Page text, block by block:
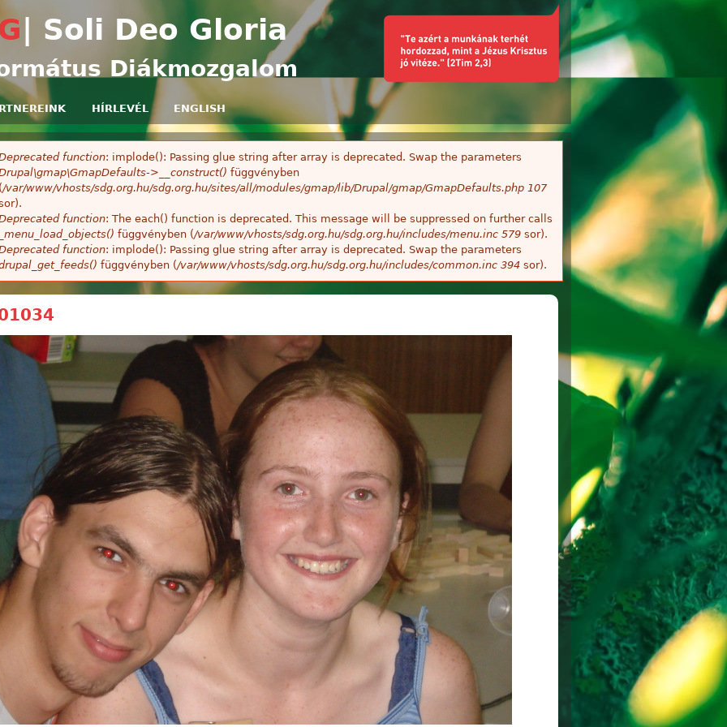
| Soli Deo Gloria
Diákmozgalom
HÍRLEVÉL ENGLISH
function: implode(): Passing glue string after array is deprecated. Swap the parameters
>__construct() függvényben
(/var/www/vhosts/sdg.org.hu/sdg.org.hu/sites/all/modules/gmap/lib/Drupal/gmap/GmapDefaults.php 107
function: The each() function is deprecated. This message will be suppressed on further calls
_menu_load_objects() függvényben (/var/www/vhosts/sdg.org.hu/sdg.org.hu/includes/menu.inc 579 sor).
function: implode(): Passing glue string after array is deprecated. Swap the parameters
függvényben (/var/www/vhosts/sdg.org.hu/sdg.org.hu/includes/common.inc 394 sor).